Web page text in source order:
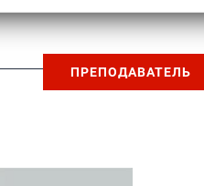
ПРЕПОДАВАТЕЛЬ